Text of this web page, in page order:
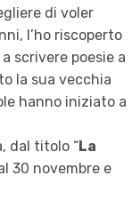
di voler
l’ho riscoperto
scrivere poesie a
la sua vecchia
hanno iniziato a
dal titolo “La
30 novembre e